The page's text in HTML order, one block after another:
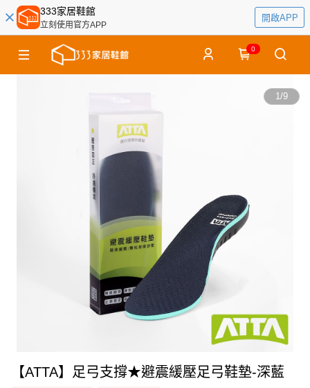
333家居鞋館
立刻使用官方APP
開啟APP
0
1/9
【ATTA】足弓支撐★避震緩壓足弓鞋墊-深藍